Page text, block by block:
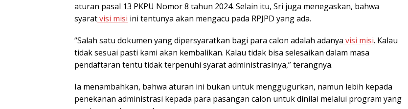
aturan pasal 13 PKPU Nomor 8 tahun 2024. Selain itu, Sri juga menegaskan, bahwa
syaratvisi misi ini tentunya akan mengacu pada RPJPD yang ada.
“Salah satu dokumen yang dipersyaratkan bagi para calon adalah adanya visi misi. Kalau
tidak sesuai pasti kami akan kembalikan. Kalau tidak bisa selesaikan dalam masa
pendaftaran tentu tidak terpenuhi syarat administrasinya,” terangnya.
Ia menambahkan, bahwa aturan ini bukan untuk menggugurkan, namun lebih kepada
penekanan administrasi kepada para pasangan calon untuk dinilai melalui program yang